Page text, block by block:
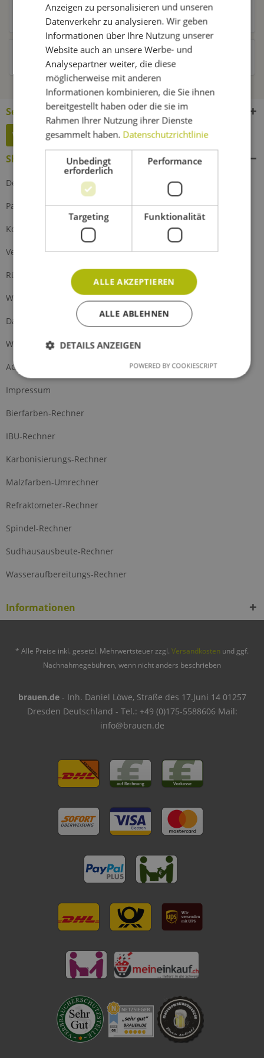
Kunden kauften auch
Kunden haben sich ebenfalls angesehen
Service Hotline
Widerruf erklären
Shop Service
Defektes Produkt
Partnerprogramm
Kontakt
Versand und Zahlung
Rückgabe
Widerrufsrecht
Datenschutz
Widerrufsformular
AGB
Impressum
Bierfarben-Rechner
IBU-Rechner
Karbonisierungs-Rechner
Malzfarben-Umrechner
Refraktometer-Rechner
Spindel-Rechner
Sudhausausbeute-Rechner
Wasseraufbereitungs-Rechner
Informationen
* Alle Preise inkl. gesetzl. Mehrwertsteuer zzgl. Versandkosten und ggf.
Nachnahmegebühren, wenn nicht anders beschrieben
brauen.de- Inh. Daniel Löwe, Straße des 17.Juni 14 01257
Dresden Deutschland - Tel.: +49 (0)175-5588606 Mail:
info@brauen.de
Anzeigen zu personalisieren und unseren
Datenverkehr zu analysieren. Wir geben
Informationen über Ihre Nutzung unserer
Website auch an unsere Werbe- und
Analysepartner weiter, die diese
möglicherweise mit anderen
Informationen kombinieren, die Sie ihnen
bereitgestellt haben oder die sie im
Rahmen Ihrer Nutzung ihrer Dienste
gesammelt haben. Datenschutzrichtlinie
Unbedingt
erforderlich
Performance
Targeting Funktionalität
ALLE AKZEPTIEREN
ALLE ABLEHNEN
DETAILS ANZEIGEN
POWERED BY COOKIESCRIPT